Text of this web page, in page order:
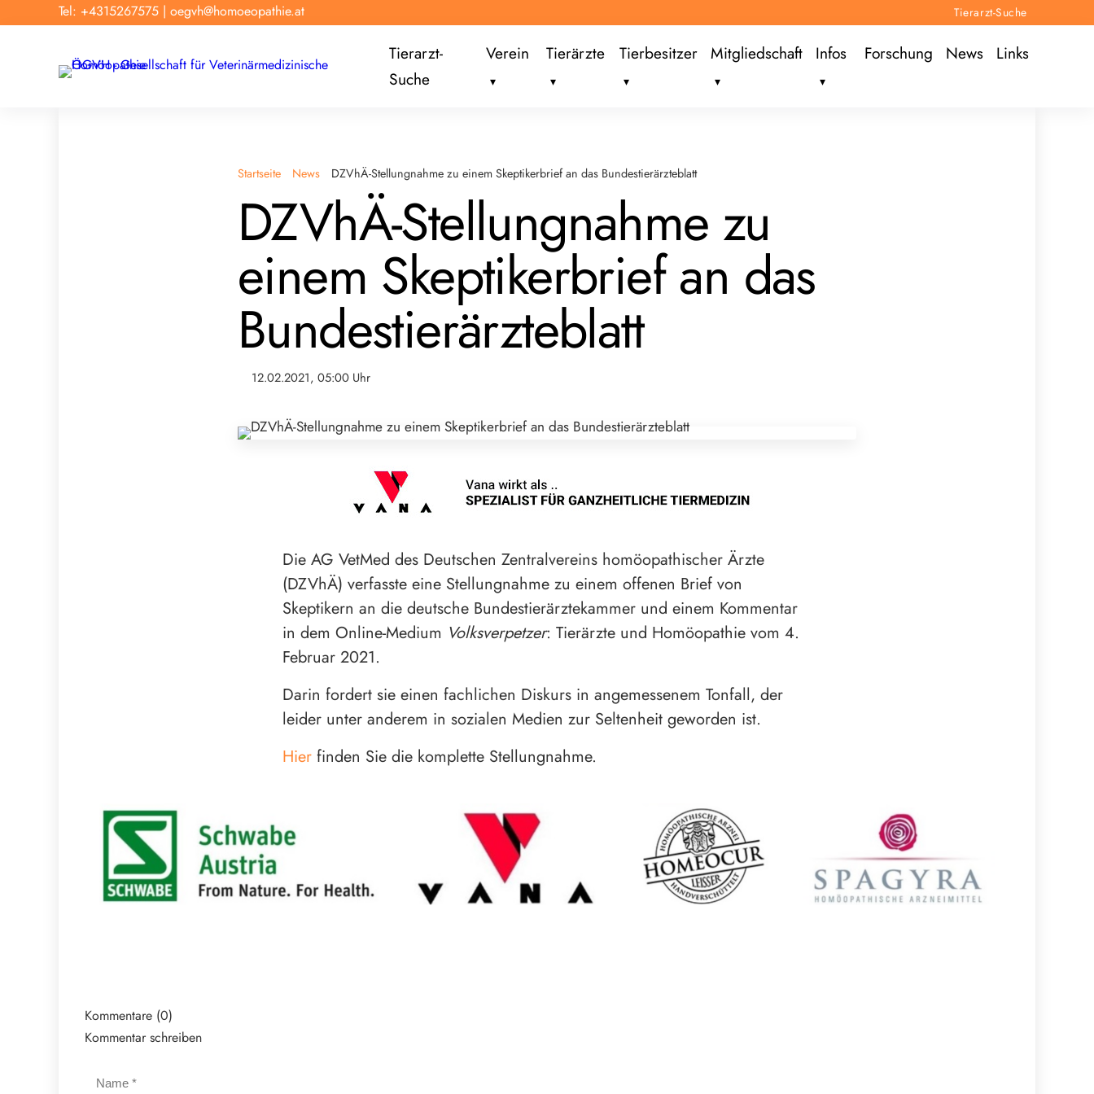
Tel: +4315267575 | oegvh@homoeopathie.at Tierarzt-Suche
Tierarzt-
Suche
Verein Tierärzte Tierbesitzer Mitgliedschaft Infos Forschung News Links
Startseite News DZVhÄ-Stellungnahme zu einem Skeptikerbrief an das Bundestierärzteblatt
DZVhÄ-Stellungnahme zu
einem Skeptikerbrief an das
Bundestierärzteblatt
12.02.2021, 05:00 Uhr
Die AG VetMed des Deutschen Zentralvereins homöopathischer Ärzte
(DZVhÄ) verfasste eine Stellungnahme zu einem offenen Brief von
Skeptikern an die deutsche Bundestierärztekammer und einem Kommentar
in dem Online-Medium Volksverpetzer: Tierärzte und Homöopathie vom 4.
Februar 2021.
Darin fordert sie einen fachlichen Diskurs in angemessenem Tonfall, der
leider unter anderem in sozialen Medien zur Seltenheit geworden ist.
Hier finden Sie die komplette Stellungnahme.
Kommentare (0)
Kommentar schreiben